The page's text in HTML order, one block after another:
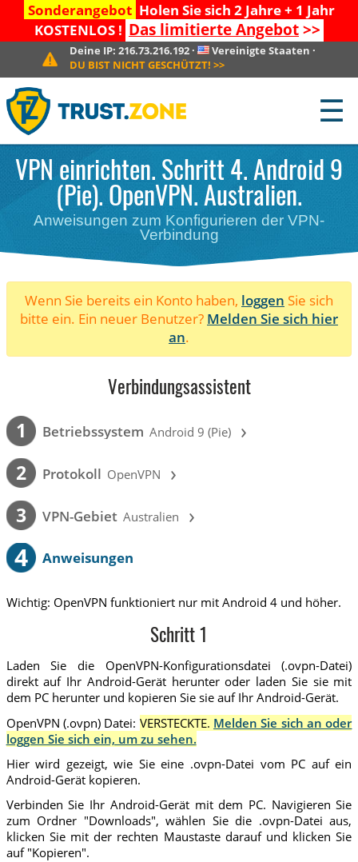
Sonderangebot Holen Sie sich 2 Jahre + 1 Jahr
KOSTENLOS ! Das limitierte Angebot>>
Deine IP: 216.73.216.192· Vereinigte Staaten ·
DU BIST NICHT GESCHÜTZT! >>
☰
VPN einrichten. Schritt 4. Android 9
(Pie). OpenVPN. Australien.
Anweisungen zum Konfigurieren der VPN-
Verbindung
Wenn Sie bereits ein Konto haben, loggen Sie sich
bitte ein. Ein neuer Benutzer? Melden Sie sich hier
an.
Verbindungsassistent
1 Betriebssystem Android 9 (Pie) ›
2 Protokoll OpenVPN ›
3 VPN-Gebiet Australien ›
4 Anweisungen
Wichtig: OpenVPN funktioniert nur mit Android 4 und höher.
Schritt 1
Laden Sie die OpenVPN-Konfigurationsdatei (.ovpn-Datei)
direkt auf Ihr Android-Gerät herunter oder laden Sie sie mit
dem PC herunter und kopieren Sie sie auf Ihr Android-Gerät.
OpenVPN (.ovpn) Datei: VERSTECKTE. Melden Sie sich an oder
loggen Sie sich ein, um zu sehen.
Hier wird gezeigt, wie Sie eine .ovpn-Datei vom PC auf ein
Android-Gerät kopieren.
Verbinden Sie Ihr Android-Gerät mit dem PC. Navigieren Sie
zum Ordner "Downloads", wählen Sie die .ovpn-Datei aus,
klicken Sie mit der rechten Maustaste darauf und klicken Sie
auf "Kopieren".